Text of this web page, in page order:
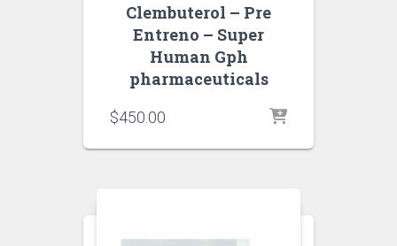
Clembuterol – Pre
Entreno – Super
Human Gph
pharmaceuticals
$450.00